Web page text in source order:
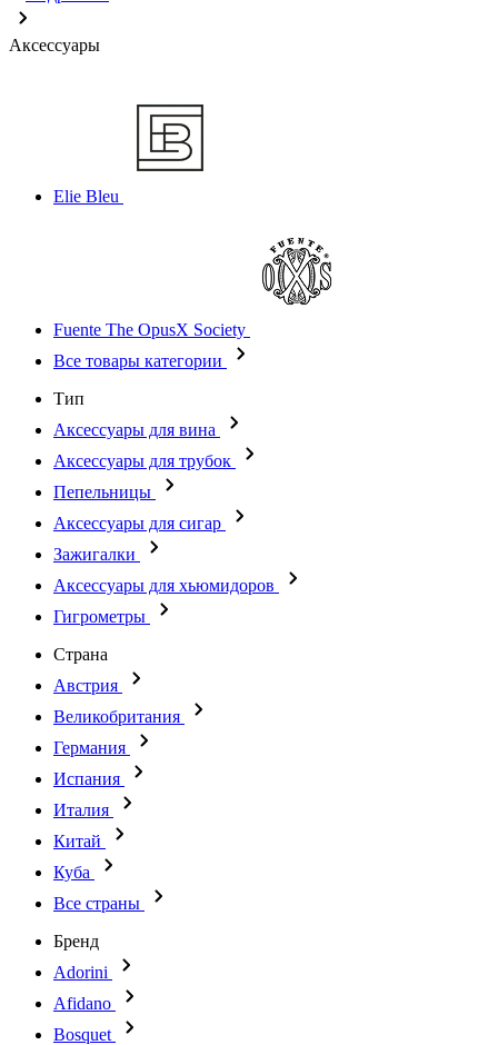
Аксессуары
Elie Bleu
Fuente The OpusX Society
Все товары категории
Тип
Аксессуары для вина
Аксессуары для трубок
Пепельницы
Аксессуары для сигар
Зажигалки
Аксессуары для хьюмидоров
Гигрометры
Страна
Австрия
Великобритания
Германия
Испания
Италия
Китай
Куба
Все страны
Бренд
Adorini
Afidano
Bosquet